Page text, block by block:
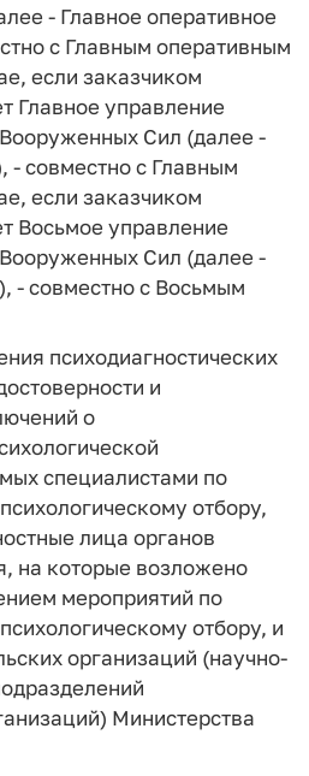
- Главное оперативное
с Главным оперативным
если заказчиком
Главное управление
Сил (далее -
- совместно с Главным
если заказчиком
Восьмое управление
Сил (далее -
- совместно с Восьмым
психодиагностических
и
о
специалистами по
отбору,
лица органов
на которые возложено
мероприятий по
отбору, и
организаций (научно-
Министерства